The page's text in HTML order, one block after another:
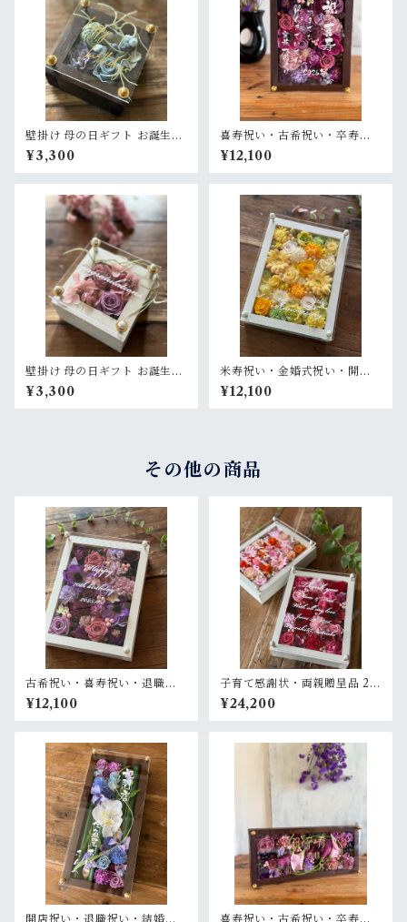
壁掛け 母の日ギフト お誕生日
ギフト 開店祝い 退職祝い【名
入れ】プリザーブドフラワー
アレンジ ウッドフレーム 茶木
¥3,300
喜寿祝い・古希祝い・卒寿祝
い・長寿祝い・結婚記念日祝
い【名入れ】プリザーブドフ
ラワーアレンジ ウッドフレー
¥12,100
壁掛け 母の日ギフト お誕生日
ギフト 開店祝い 退職祝い【名
入れ】プリザーブドフラワー
アレンジウッドフレーム 白木
¥3,300
米寿祝い・金婚式祝い・開店
祝い・サロンオープン祝い・
退職祝い【名入れ】プリザー
ブドフラワーアレンジ ウッド
¥12,100
その他の商品
古希祝い・喜寿祝い・退職祝
い【名入れ】プリザーブドフ
ラワーアレンジ ウッドフレー
ム 白木枠〈パープル〉
¥12,100
子育て感謝状・両親贈呈品 2個
セット【名入れ】 ウッドフレ
ーム 白木枠〈ピンクオレンジ
＆ピンク赤〉結婚式 ギフト
¥24,200
開店祝い・退職祝い・結婚式
喜寿祝い・古希祝い・卒寿祝